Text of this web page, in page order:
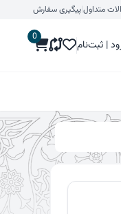
متداول|پیگیری سفارش
| ثبت‌نام
0